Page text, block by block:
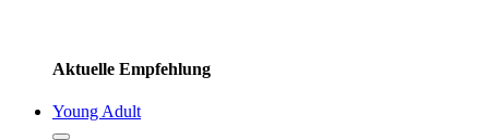
Aktuelle Empfehlung
Young Adult